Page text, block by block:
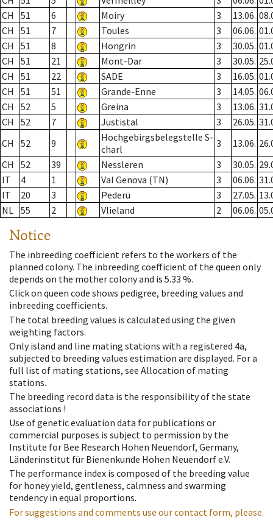
CH
51 6 Moiry 3 13.06.
CH
51 7 Toules 3 06.06.
CH
51 8 Hongrin 3 30.05.
CH
51 21 Mont-Dar 3 30.05.
CH
51 22 SADE 3 16.05.
CH
51 51 Grande-Enne 3 14.05.
CH
52 5 Greina 3 13.06.
CH
52 7 Justistal 3 26.05.
CH
52 9
Hochgebirgsbelegstelle S-
charl
3 13.06.
CH
52 39 Nessleren 3 30.05.
IT
4 1 Val Genova (TN) 3 06.06.
IT
20 3 Pederü 3 27.05.
NL 55 2 Vlieland 2 06.06.
Notice
The inbreeding coefficient refers to the workers of the
planned colony. The inbreeding coefficient of the queen only
depends on the mother colony and is 5.33 %.
Click on queen code shows pedigree, breeding values and
inbreeding coefficients.
The total breeding values is calculated using the given
weighting factors.
Only island and line mating stations with a registered 4a,
subjected to breeding values estimation are displayed. For a
full list of mating stations, see Allocation of mating
stations.
The breeding record data is the responsibility of the state
associations !
Use of genetic evaluation data for publications or
commercial purposes is subject to permission by the
Institute for Bee Research Hohen Neuendorf, Germany,
Länderinstitut für Bienenkunde Hohen Neuendorf e.V.
The performance index is composed of the breeding value
for honey yield, gentleness, calmness and swarming
tendency in equal proportions.
For suggestions and comments use our contact form, please.